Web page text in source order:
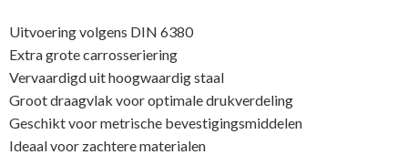
Uitvoering volgens DIN 6380
Extra grote carrosseriering
Vervaardigd uit hoogwaardig staal
Groot draagvlak voor optimale drukverdeling
Geschikt voor metrische bevestigingsmiddelen
Ideaal voor zachtere materialen